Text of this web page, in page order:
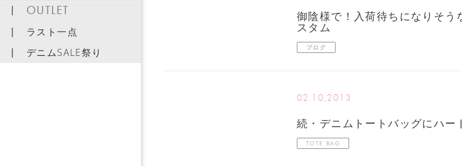
OUTLET
ラスト一点
デニムSALE祭り
御陰様で！入荷待ちになりそう
スタム
ブログ
02.10,2013
続・デニムトートバッグにハー
TOTE BAG